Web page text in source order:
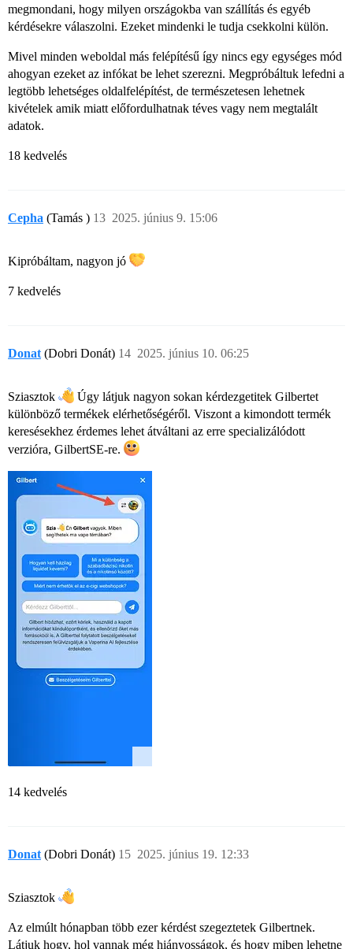
megmondani, hogy milyen országokba van szállítás és egyéb
kérdésekre válaszolni. Ezeket mindenki le tudja csekkolni külön.
Mivel minden weboldal más felépítésű így nincs egy egységes mód
ahogyan ezeket az infókat be lehet szerezni. Megpróbáltuk lefedni a
legtöbb lehetséges oldalfelépítést, de természetesen lehetnek
kivételek amik miatt előfordulhatnak téves vagy nem megtalált
adatok.
18 kedvelés
Cepha (Tamás ) 2025. június 9. 15:06
13
Kipróbáltam, nagyon jó
7 kedvelés
Donat (Dobri Donát) 2025. június 10. 06:25
14
Sziasztok
Úgy látjuk nagyon sokan kérdezgetitek Gilbertet
különböző termékek elérhetőségéről. Viszont a kimondott termék
keresésekhez érdemes lehet átváltani az erre specializálódott
verzióra, GilbertSE-re.
14 kedvelés
Donat (Dobri Donát) 2025. június 19. 12:33
15
Sziasztok
Az elmúlt hónapban több ezer kérdést szegeztetek Gilbertnek.
Látjuk hogy, hol vannak még hiányosságok, és hogy miben lehetne